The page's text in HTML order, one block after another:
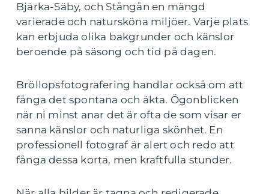
Bjärka-Säby, och Stångån en mängd
varierade och natursköna miljöer. Varje plats
kan erbjuda olika bakgrunder och känslor
beroende på säsong och tid på dagen.
Bröllopsfotografering handlar också om att
fånga det spontana och äkta. Ögonblicken
när ni minst anar det är ofta de som visar er
sanna känslor och naturliga skönhet. En
professionell fotograf är alert och redo att
fånga dessa korta, men kraftfulla stunder.